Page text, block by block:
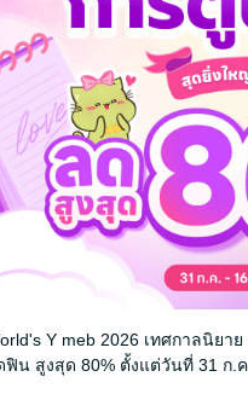
การพ่อหรือแม่และลูกๆ ในโรง
การริหารงานพรอมเอกสารป
Y meb 2026 เทศกาลนิย
ฟิน สูงสุด 80% ตั้งแต่วันที่ 31 ก.